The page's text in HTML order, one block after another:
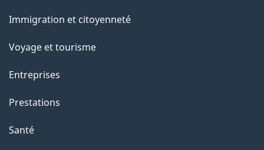
sujets
Immigration et citoyenneté
Voyage et tourisme
Entreprises
Prestations
Santé